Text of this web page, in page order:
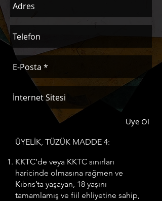
Üye Ol
ÜYELİK, TÜZÜK MADDE 4:
KKTC’de veya KKTC sınırları
haricinde olmasına rağmen ve
Kıbrıs’ta yaşayan, 18 yaşını
tamamlamış ve fiil ehliyetine sahip,